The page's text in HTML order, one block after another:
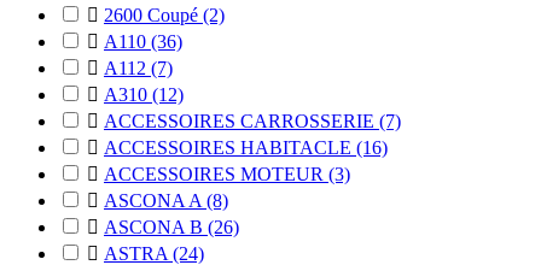
 2600 Coupé (2)
 A110 (36)
 A112 (7)
 A310 (12)
 ACCESSOIRES CARROSSERIE (7)
 ACCESSOIRES HABITACLE (16)
 ACCESSOIRES MOTEUR (3)
 ASCONA A (8)
 ASCONA B (26)
 ASTRA (24)